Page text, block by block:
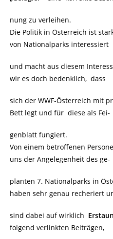
nung zu verleihen.
Die Politik in Österreich ist
von Nationalparks interessiert
und macht aus diesem
wir es doch bedenklich, dass
sich der WWF-Österreich mit
Bett legt und für diese als Fei-
genblatt fungiert.
Von einem betroffenen
uns der Angelegenheit des ge-
planten 7. Nationalparks in
haben sehr genau recheriert
sind dabei auf wirklich
folgend verlinkten Beiträgen,